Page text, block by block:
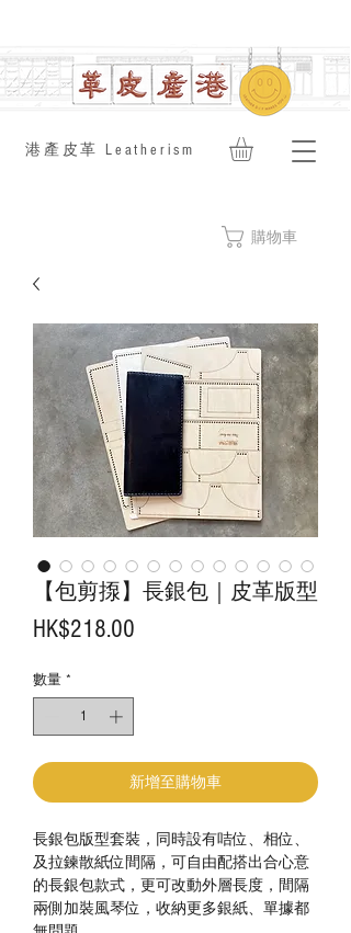
​港產皮革 Leatherism
購物車
【包剪揼】長銀包｜皮革版型
HK$218.00
數量 *
新增至購物車
長銀包版型套裝，同時設有咭位、相位、
及拉鍊散紙位間隔，可自由配搭出合心意
的長銀包款式，更可改動外層長度，間隔
兩側加裝風琴位，收納更多銀紙、單據都